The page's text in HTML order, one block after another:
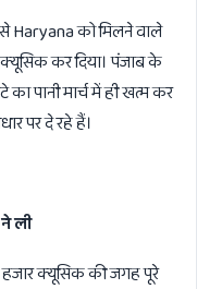
से Haryana को मिलने वाले
कर दिया। पंजाब के
पानी मार्च में ही खत्म कर
पर दे रहे हैं।
ली
क्यूसिक की जगह पूरे